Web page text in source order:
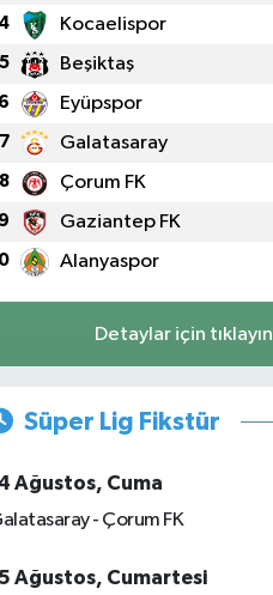
4 Kocaelispor
5 Beşiktaş
6 Eyüpspor
7 Galatasaray
8 Çorum FK
9 Gaziantep FK
Alanyaspor
Detaylar için tıklayın
Süper Lig Fikstür
Ağustos, Cuma
- Çorum FK
Ağustos, Cumartesi